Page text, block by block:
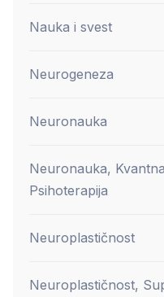
Nauka i svest
Neurogeneza
Neuronauka
Neuronauka,
Psihoterapija
Neuroplastičnost
Neuroplastičnost,